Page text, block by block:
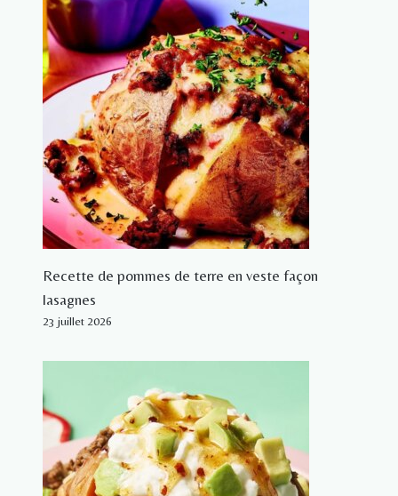
Recette de pommes de terre en veste façon
lasagnes
23 juillet 2026